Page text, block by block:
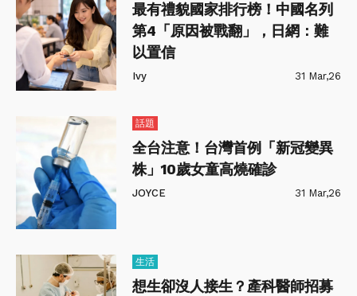
最有禮貌國家排行榜！中國名列
第4「原因被戰翻」，日網：難
以置信
Ivy 31 Mar,26
話題
全台注意！台灣首例「新冠變異
株」10歲女童高燒確診
JOYCE 31 Mar,26
生活
想生卻沒人接生？產科醫師招募